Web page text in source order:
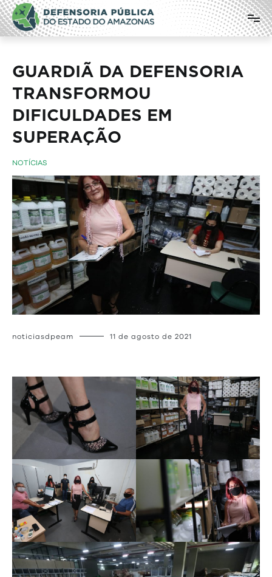
Pular
para
o
conteúdo
Defensoria Pública do Estado do
Amazonas
GUARDIÃ DA DEFENSORIA
TRANSFORMOU
DIFICULDADES EM
SUPERAÇÃO
NOTÍCIAS
noticiasdpeam 11 de agosto de 2021